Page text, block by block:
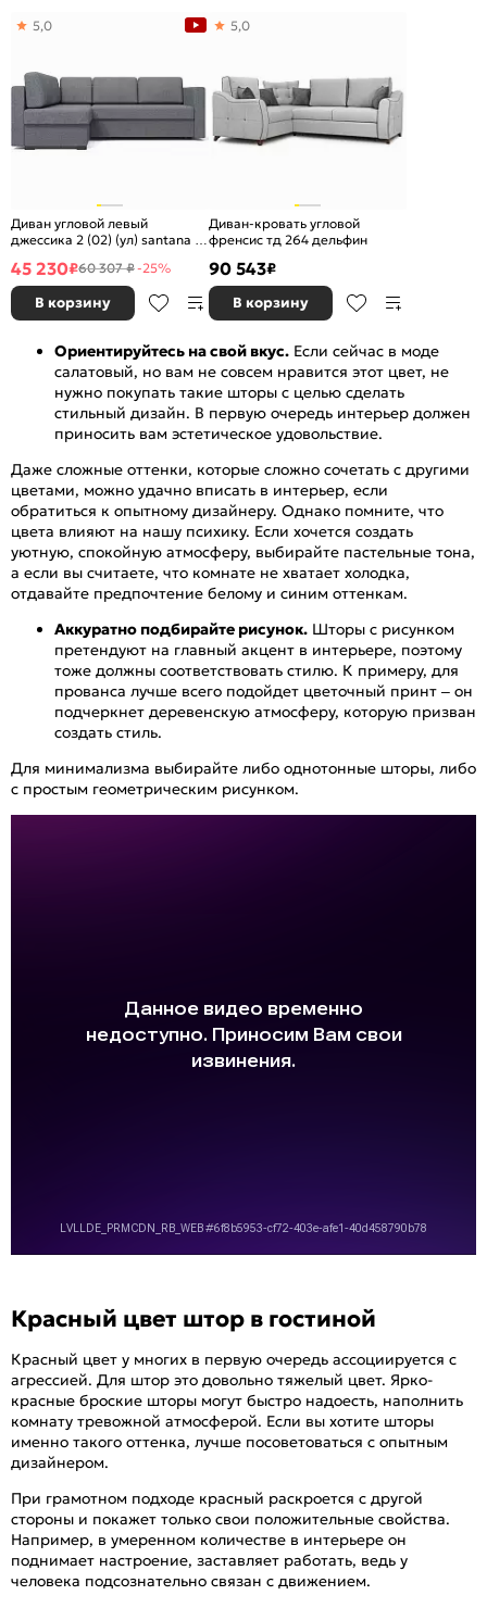
Диван угловой левый
джессика 2 (02) (ул) santana 19
5,0
45 230₽60 307 ₽-25%
В корзину
Диван-кровать угловой
френсис тд 264 дельфин
5,0
90 543₽
В корзину
Ориентируйтесь на свой вкус. Если сейчас в моде
салатовый, но вам не совсем нравится этот цвет, не
нужно покупать такие шторы с целью сделать
стильный дизайн. В первую очередь интерьер должен
приносить вам эстетическое удовольствие.
Даже сложные оттенки, которые сложно сочетать с другими
цветами, можно удачно вписать в интерьер, если
обратиться к опытному дизайнеру. Однако помните, что
цвета влияют на нашу психику. Если хочется создать
уютную, спокойную атмосферу, выбирайте пастельные тона,
а если вы считаете, что комнате не хватает холодка,
отдавайте предпочтение белому и синим оттенкам.
Аккуратно подбирайте рисунок. Шторы с рисунком
претендуют на главный акцент в интерьере, поэтому
тоже должны соответствовать стилю. К примеру, для
прованса лучше всего подойдет цветочный принт – он
подчеркнет деревенскую атмосферу, которую призван
создать стиль.
Для минимализма выбирайте либо однотонные шторы, либо
с простым геометрическим рисунком.
Красный цвет штор в гостиной
Красный цвет у многих в первую очередь ассоциируется с
агрессией. Для штор это довольно тяжелый цвет. Ярко-
красные броские шторы могут быстро надоесть, наполнить
комнату тревожной атмосферой. Если вы хотите шторы
именно такого оттенка, лучше посоветоваться с опытным
дизайнером.
При грамотном подходе красный раскроется с другой
стороны и покажет только свои положительные свойства.
Например, в умеренном количестве в интерьере он
поднимает настроение, заставляет работать, ведь у
человека подсознательно связан с движением.